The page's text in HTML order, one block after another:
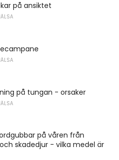
på ansiktet
på tungan - orsaker
på våren från
skadedjur - vilka medel är